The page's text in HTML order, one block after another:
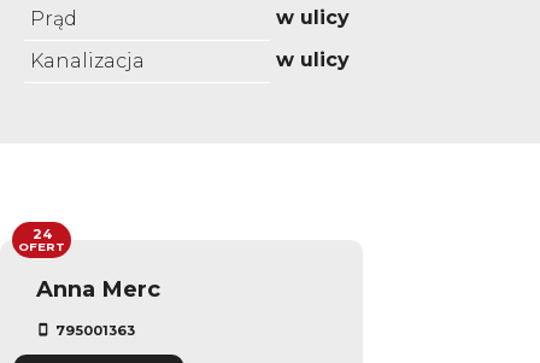
Prąd
w ulicy
Kanalizacja
w ulicy
Anna Merc
795001363
24
OFERT